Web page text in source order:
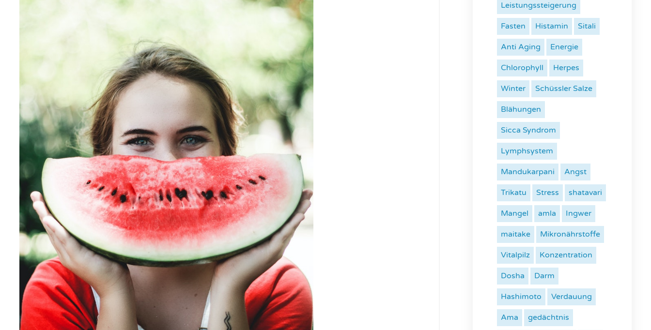
Leistungssteigerung
Fasten Histamin Sitali
Anti Aging Energie
Chlorophyll Herpes
Winter Schüssler Salze
Blähungen
Sicca Syndrom
Lymphsystem
Mandukarpani Angst
Trikatu Stress shatavari
Mangel amla Ingwer
maitake Mikronährstoffe
Vitalpilz Konzentration
Dosha Darm
Hashimoto Verdauung
Ama gedächtnis